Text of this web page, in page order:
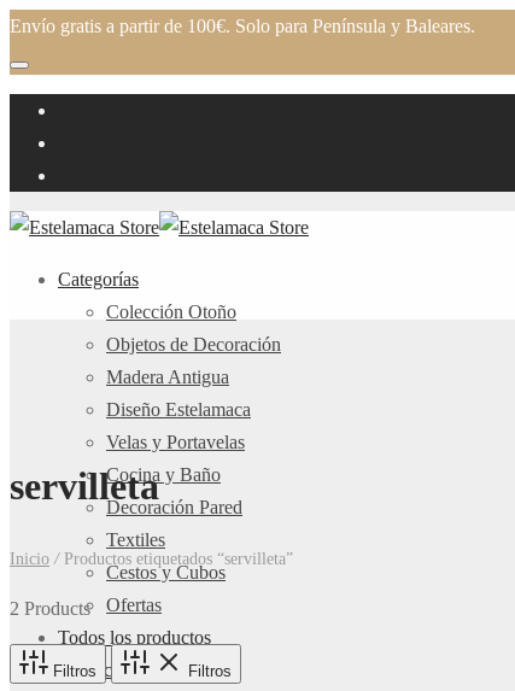
Envío gratis a partir de 100€. Solo para Península y Baleares.
Categorías
Colección Otoño
Objetos de Decoración
Madera Antigua
Diseño Estelamaca
Velas y Portavelas
Cocina y Baño
Decoración Pared
Textiles
Cestos y Cubos
Ofertas
Todos los productos
Contacto
servilleta
Inicio /Productos etiquetados “servilleta”
2 Products
Filtros Filtros